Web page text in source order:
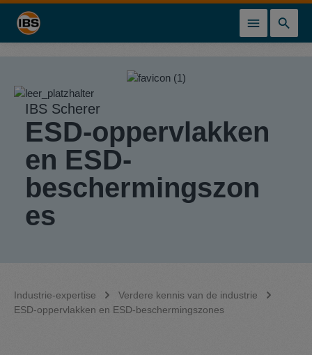
IBS Scherer
ESD-oppervlakken
en ESD-
beschermingszon
es
Industrie-expertise
Verdere kennis van de industrie
ESD-oppervlakken en ESD-beschermingszones